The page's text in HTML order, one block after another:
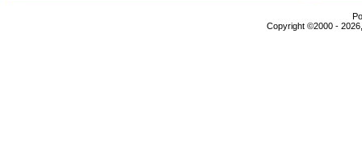
Copyright ©2000 -